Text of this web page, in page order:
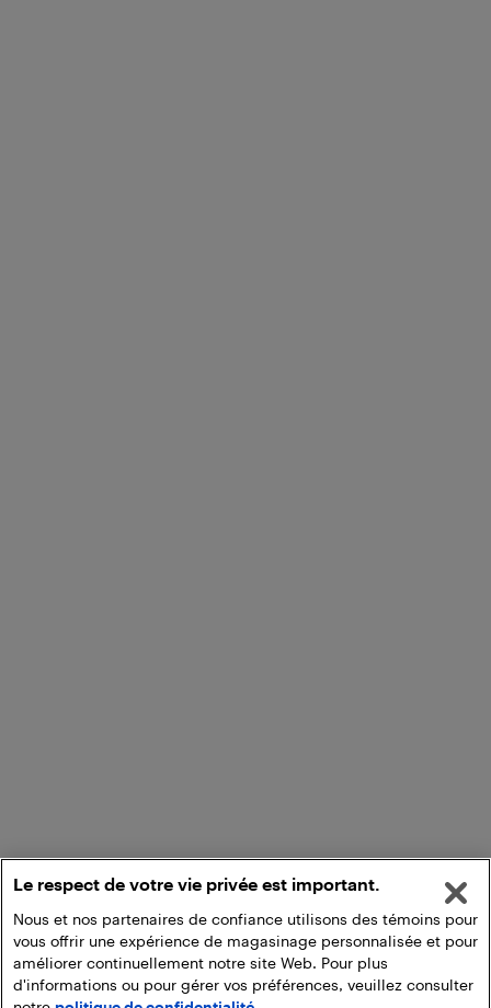
Le respect de votre vie privée est important.
Nous et nos partenaires de confiance utilisons des témoins pour
vous offrir une expérience de magasinage personnalisée et pour
améliorer continuellement notre site Web. Pour plus
d'informations ou pour gérer vos préférences, veuillez consulter